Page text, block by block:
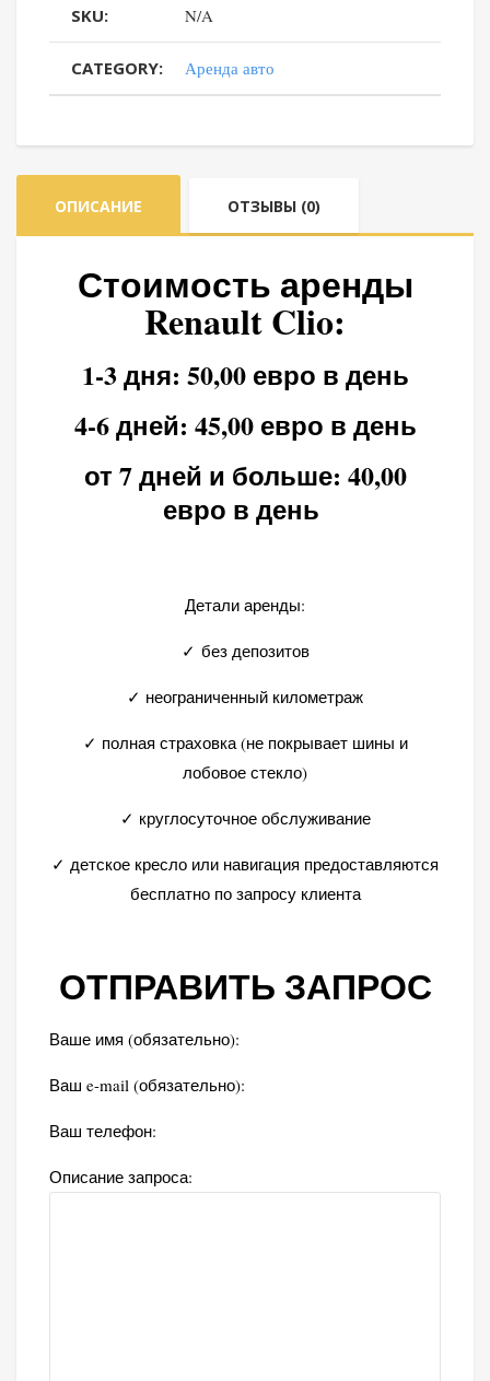
Renault
Clio
SKU: N/A
CATEGORY: Аренда авто
ОПИСАНИЕ ОТЗЫВЫ (0)
Стоимость аренды
Renault Clio:
1-3 дня: 50,00 евро в день
4-6 дней: 45,00 евро в день
от 7 дней и больше: 40,00
евро в день
Детали аренды:
✓ без депозитов
✓ неограниченный километраж
✓ полная страховка (не покрывает шины и
лобовое стекло)
✓ круглосуточное обслуживание
✓ детское кресло или навигация предоставляются
бесплатно по запросу клиента
ОТПРАВИТЬ ЗАПРОС
Ваше имя (обязательно):
Ваш e-mail (обязательно):
Ваш телефон:
Описание запроса: